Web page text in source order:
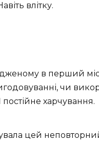
влітку.
в перший
чи
харчування.
цей